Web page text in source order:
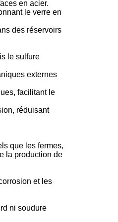
en acier.
le verre en
des réservoirs
le sulfure
externes
facilitant le
réduisant
que les fermes,
la production de
et les
ni soudure